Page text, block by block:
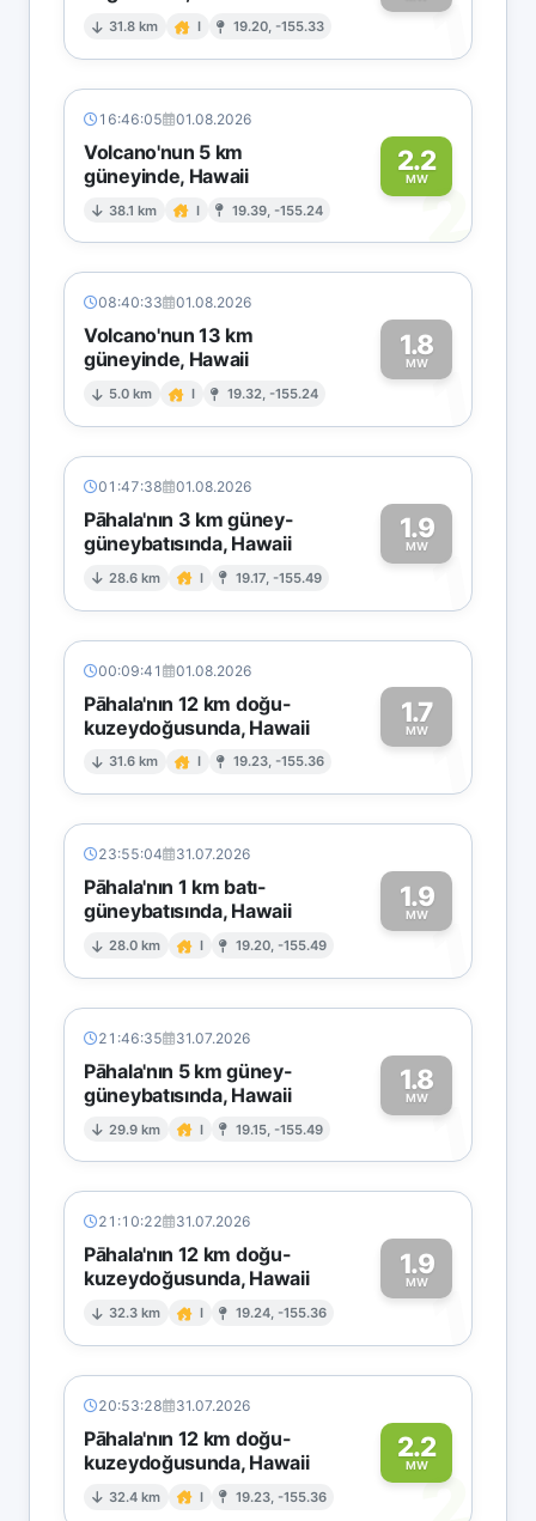
31.8 km I 19.20, -155.33 1
16:46:05 01.08.2026
Volcano'nun 5 km
güneyinde, Hawaii
38.1 km I 19.39, -155.24
2.2
MW2
08:40:33 01.08.2026
Volcano'nun 13 km
güneyinde, Hawaii
5.0 km I 19.32, -155.24
1.8
MW1
01:47:38 01.08.2026
Pāhala'nın 3 km güney-
güneybatısında, Hawaii
28.6 km I 19.17, -155.49
1.9
MW1
00:09:41 01.08.2026
Pāhala'nın 12 km doğu-
kuzeydoğusunda, Hawaii
31.6 km I 19.23, -155.36
1.7
MW1
23:55:04 31.07.2026
Pāhala'nın 1 km batı-
güneybatısında, Hawaii
28.0 km I 19.20, -155.49
1.9
MW1
21:46:35 31.07.2026
Pāhala'nın 5 km güney-
güneybatısında, Hawaii
29.9 km I 19.15, -155.49
1.8
MW1
21:10:22 31.07.2026
Pāhala'nın 12 km doğu-
kuzeydoğusunda, Hawaii
32.3 km I 19.24, -155.36
1.9
MW1
20:53:28 31.07.2026
Pāhala'nın 12 km doğu-
kuzeydoğusunda, Hawaii
32.4 km I 19.23, -155.36
2.2
MW